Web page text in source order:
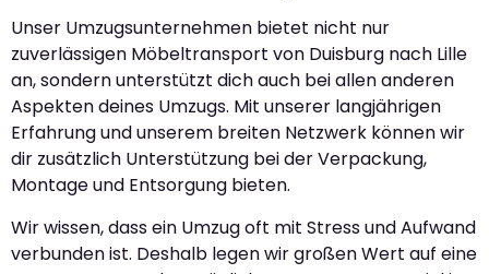
Unser Umzugsunternehmen bietet nicht nur
zuverlässigen Möbeltransport von Duisburg nach Lille
an, sondern unterstützt dich auch bei allen anderen
Aspekten deines Umzugs. Mit unserer langjährigen
Erfahrung und unserem breiten Netzwerk können wir
dir zusätzlich Unterstützung bei der Verpackung,
Montage und Entsorgung bieten.
Wir wissen, dass ein Umzug oft mit Stress und Aufwand
verbunden ist. Deshalb legen wir großen Wert auf eine